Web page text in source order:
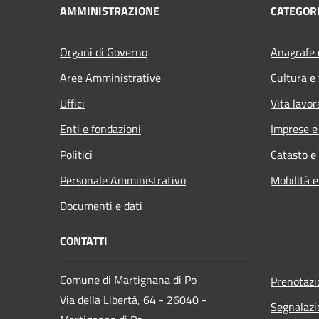
AMMINISTRAZIONE
Organi di Governo
Aree Amministrative
Uffici
Enti e fondazioni
Politici
Personale Amministrativo
Documenti e dati
Cultura
Vita
Imprese
Catasto
Mobilità
CONTATTI
Comune di Martignana di Po
Via della Libertà, 64 - 26040 -